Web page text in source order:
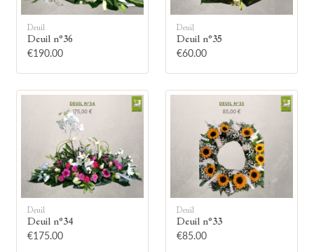
Allumez une bougie
Montrez votre soutien à la famille en
allumant symboliquement une bougie.
Deuil
Deuil n°36
€190.00
Deuil
Deuil n°35
€60.00
Deuil
Deuil n°34
€175.00
Deuil
Deuil n°33
€85.00